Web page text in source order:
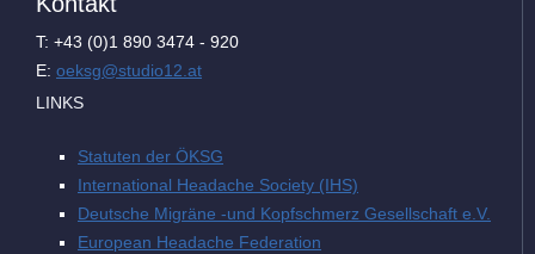
T: +43 (0)1 890 3474 - 920
E: oeksg@studio12.at
LINKS
Statuten der ÖKSG
International Headache Society (IHS)
Deutsche Migräne -und Kopfschmerz Gesellschaft e.V.
European Headache Federation